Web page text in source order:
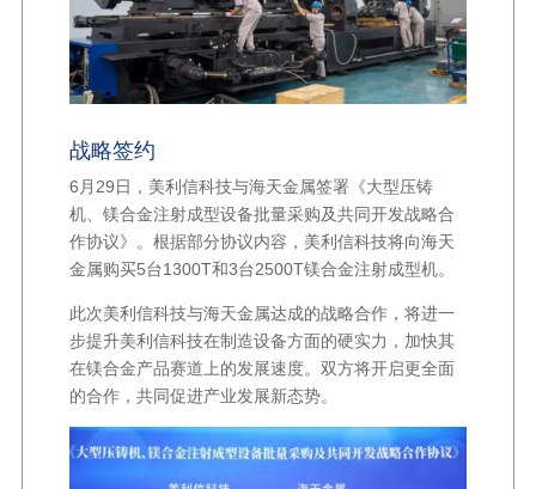
战略签约
6月29日，美利信科技与海天金属签署《大型压铸
机、镁合金注射成型设备批量采购及共同开发战略合
作协议》。根据部分协议内容，美利信科技将向海天
金属购买5台1300T和3台2500T镁合金注射成型机。
此次美利信科技与海天金属达成的战略合作，将进一
步提升美利信科技在制造设备方面的硬实力，加快其
在镁合金产品赛道上的发展速度。双方将开启更全面
的合作，共同促进产业发展新态势。